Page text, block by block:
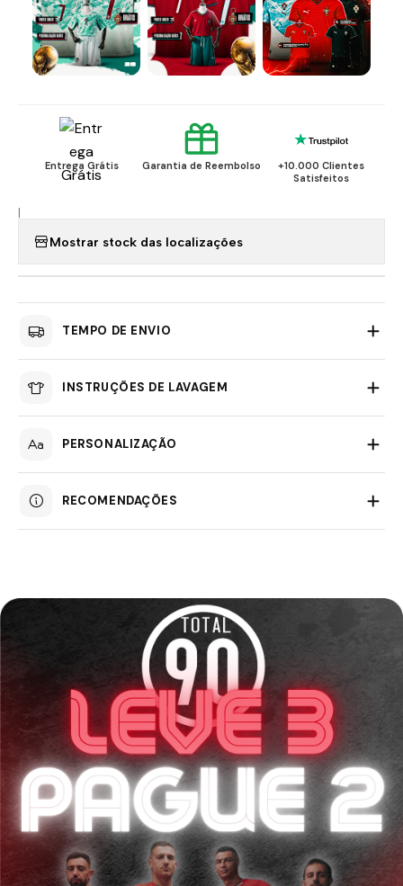
Entrega Grátis Garantia de Reembolso
+10.000 Clientes
Satisfeitos
|
Mostrar stock das localizações
TEMPO DE ENVIO
INSTRUÇÕES DE LAVAGEM
PERSONALIZAÇÃO
RECOMENDAÇÕES